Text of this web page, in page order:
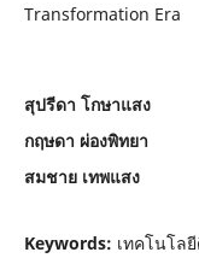
Transformation Era
สุปรีดา โกษาแสง
กฤษดา ผ่องพิทยา
สมชาย เทพแสง
Keywords: เทคโนโล